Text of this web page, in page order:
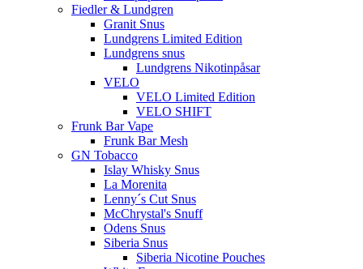
Fiedler & Lundgren
Granit Snus
Lundgrens Limited Edition
Lundgrens snus
Lundgrens Nikotinpåsar
VELO
VELO Limited Edition
VELO SHIFT
Frunk Bar Vape
Frunk Bar Mesh
GN Tobacco
Islay Whisky Snus
La Morenita
Lenny´s Cut Snus
McChrystal's Snuff
Odens Snus
Siberia Snus
Siberia Nicotine Pouches